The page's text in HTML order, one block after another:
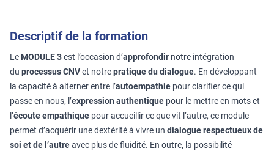
Descriptif de la formation
Le MODULE 3est l’occasion d’approfondir notre intégration
du processus CNVet notrepratique du dialogue. En développant
la capacité à alterner entre l’autoempathie pour clarifier ce qui
passe en nous, l’expression authentique pour le mettre en mots et
l’écoute empathique pour accueillir ce que vit l’autre, ce module
permet d’acquérir une dextérité à vivre un dialogue respectueux de
soi et de l’autreavec plus de fluidité. En outre, la possibilité